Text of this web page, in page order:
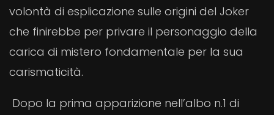
volontà di esplicazione sulle origini del Joker
che finirebbe per privare il personaggio della
carica di mistero fondamentale per la sua
carismaticità.
Dopo la prima apparizione nell’albo n.1 di